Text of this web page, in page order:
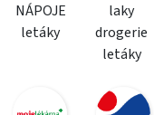
NÁPOJE
letáky
laky
drogerie
letáky